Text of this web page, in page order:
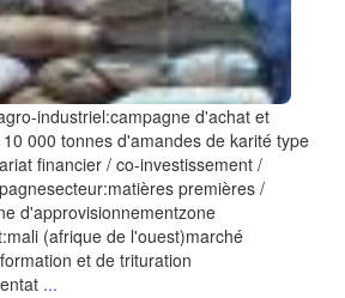
industriel:campagne d'achat et
000 tonnes d'amandes de karité type
financier / co-investissement /
premières /
d'approvisionnementzone
(afrique de l'ouest)marché
et de trituration
...